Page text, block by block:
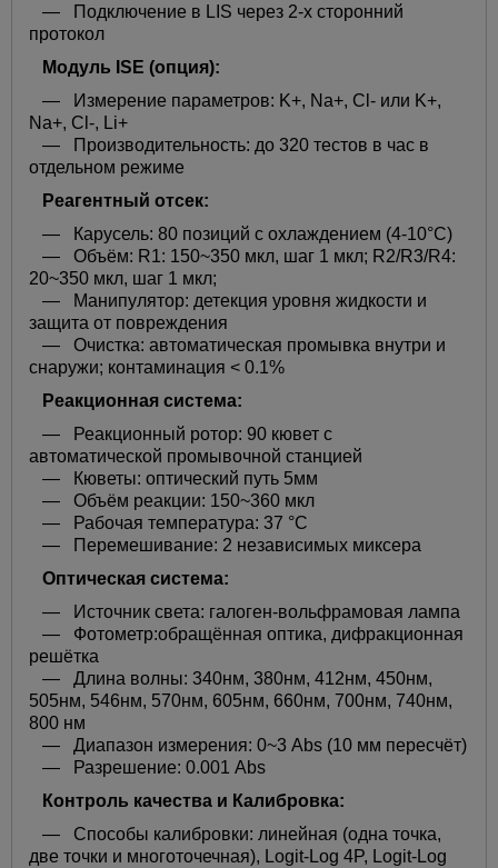
— Подключение в LIS через 2-х сторонний
протокол
Модуль ISE (опция):
— Измерение параметров: K+, Na+, Сl- или K+,
Na+, Сl-, Li+
— Производительность: до 320 тестов в час в
отдельном режиме
Реагентный отсек:
— Карусель: 80 позиций с охлаждением (4-10°C)
— Объём: R1: 150~350 мкл, шаг 1 мкл; R2/R3/R4:
20~350 мкл, шаг 1 мкл;
— Манипулятор: детекция уровня жидкости и
защита от повреждения
— Очистка: автоматическая промывка внутри и
снаружи; контаминация < 0.1%
Реакционная система:
— Реакционный ротор: 90 кювет с
автоматической промывочной станцией
— Кюветы: оптический путь 5мм
— Объём реакции: 150~360 мкл
— Рабочая температура: 37 °C
— Перемешивание: 2 независимых миксера
Оптическая система:
— Источник света: галоген-вольфрамовая лампа
— Фотометр:обращённая оптика, дифракционная
решётка
— Длина волны: 340нм, 380нм, 412нм, 450нм,
505нм, 546нм, 570нм, 605нм, 660нм, 700нм, 740нм,
800 нм
— Диапазон измерения: 0~3 Abs (10 мм пересчёт)
— Разрешение: 0.001 Abs
Контроль качества и Калибровка:
— Способы калибровки: линейная (одна точка,
две точки и многоточечная), Logit-Log 4P, Logit-Log